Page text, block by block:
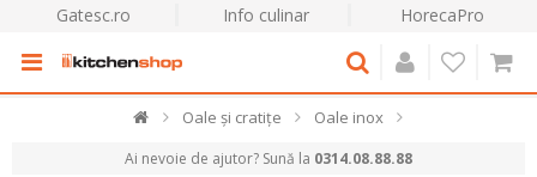
Gatesc.ro Info culinar HorecaPro
Oale și cratițe Oale inox
Ai nevoie de ajutor? Sună la 0314.08.88.88